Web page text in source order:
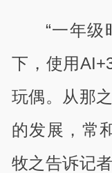
“一年级
下，使用
玩偶。从那
的发展，常
牧之告诉记